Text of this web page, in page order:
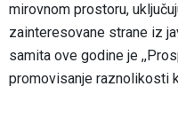
mirovnom prostoru,
zainteresovane strane iz
samita ove godine je
promovisanje raznolikosti